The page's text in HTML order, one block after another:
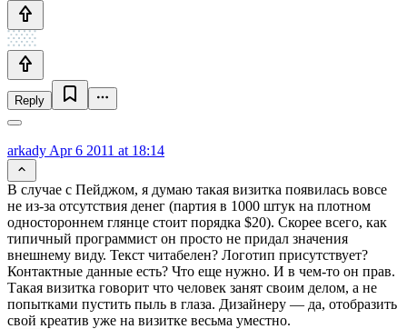
Reply
arkady Apr 6 2011 at 18:14
В случае с Пейджом, я думаю такая визитка появилась вовсе
не из-за отсутствия денег (партия в 1000 штук на плотном
одностороннем глянце стоит порядка $20). Скорее всего, как
типичный программист он просто не придал значения
внешнему виду. Текст читабелен? Логотип присутствует?
Контактные данные есть? Что еще нужно. И в чем-то он прав.
Такая визитка говорит что человек занят своим делом, а не
попытками пустить пыль в глаза. Дизайнеру — да, отобразить
свой креатив уже на визитке весьма уместно.